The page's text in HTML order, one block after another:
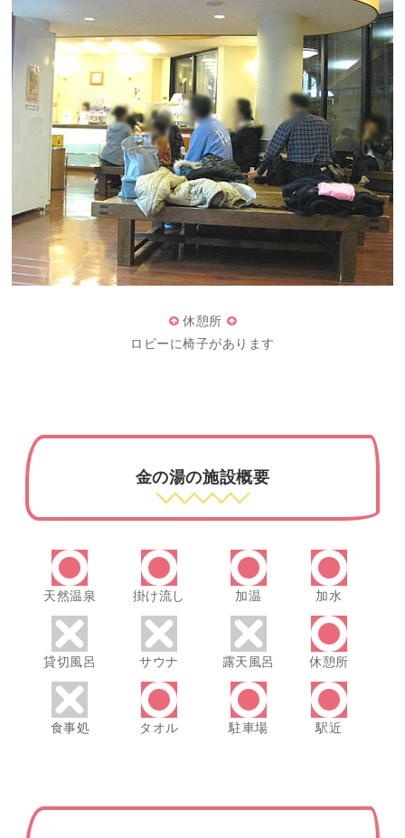
休憩所
ロビーに椅子があります
金の湯の施設概要
天然温泉 掛け流し 加温 加水
貸切風呂 サウナ 露天風呂 休憩所
食事処 タオル 駐車場 駅近